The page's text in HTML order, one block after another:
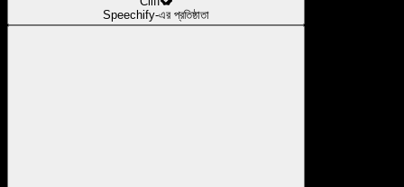
Speechify-এর প্রতিষ্ঠাতা